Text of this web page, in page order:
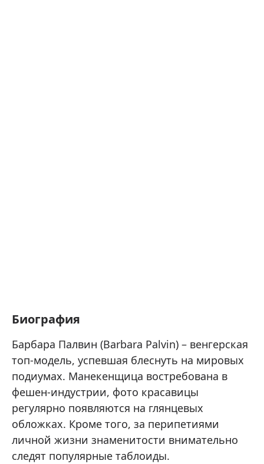
Биография
Барбара Палвин (Barbara Palvin) – венгерская
топ-модель, успевшая блеснуть на мировых
подиумах. Манекенщица востребована в
фешен-индустрии, фото красавицы
регулярно появляются на глянцевых
обложках. Кроме того, за перипетиями
личной жизни знаменитости внимательно
следят популярные таблоиды.